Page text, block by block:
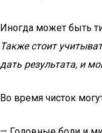
Иногда может быть
Также стоит
дать результата, и
Во время чисток